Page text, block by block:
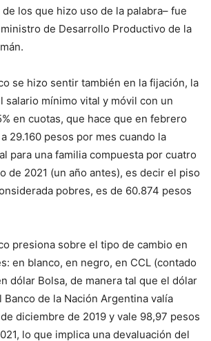
los que hizo uso de la palabra– fue
de Desarrollo Productivo de la
se hizo sentir también en la fijación, la
salario mínimo vital y móvil con un
en cuotas, que hace que en febrero
29.160 pesos por mes cuando la
para una familia compuesta por cuatro
de 2021 (un año antes), es decir el piso
pobres, es de 60.874 pesos
presiona sobre el tipo de cambio en
en blanco, en negro, en CCL (contado
dólar Bolsa, de manera tal que el dólar
de la Nación Argentina valía
diciembre de 2019 y vale 98,97 pesos
lo que implica una devaluación del